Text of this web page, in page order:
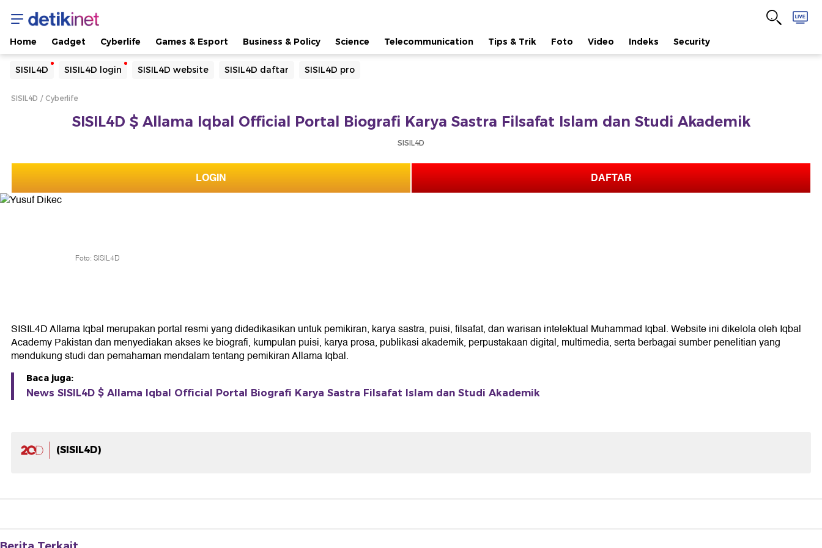
Home Gadget Cyberlife Games & Esport Business & Policy Science Telecommunication Tips & Trik Foto Video Indeks Security
SISIL4D SISIL4D login SISIL4D website SISIL4D daftar SISIL4D pro
Yang sedang ramai dicari
Loading...
SISIL4D Cyberlife
SISIL4D $ Allama Iqbal Official Portal Biografi Karya Sastra Filsafat Islam dan Studi Akademik
SISIL4D
LOGIN DAFTAR
Foto: SISIL4D
SISIL4D Allama Iqbal merupakan portal resmi yang didedikasikan untuk pemikiran, karya sastra, puisi, filsafat, dan warisan intelektual Muhammad Iqbal. Website ini dikelola oleh Iqbal
Academy Pakistan dan menyediakan akses ke biografi, kumpulan puisi, karya prosa, publikasi akademik, perpustakaan digital, multimedia, serta berbagai sumber penelitian yang
mendukung studi dan pemahaman mendalam tentang pemikiran Allama Iqbal.
Baca juga:
News SISIL4D $ Allama Iqbal Official Portal Biografi Karya Sastra Filsafat Islam dan Studi Akademik
(SISIL4D)